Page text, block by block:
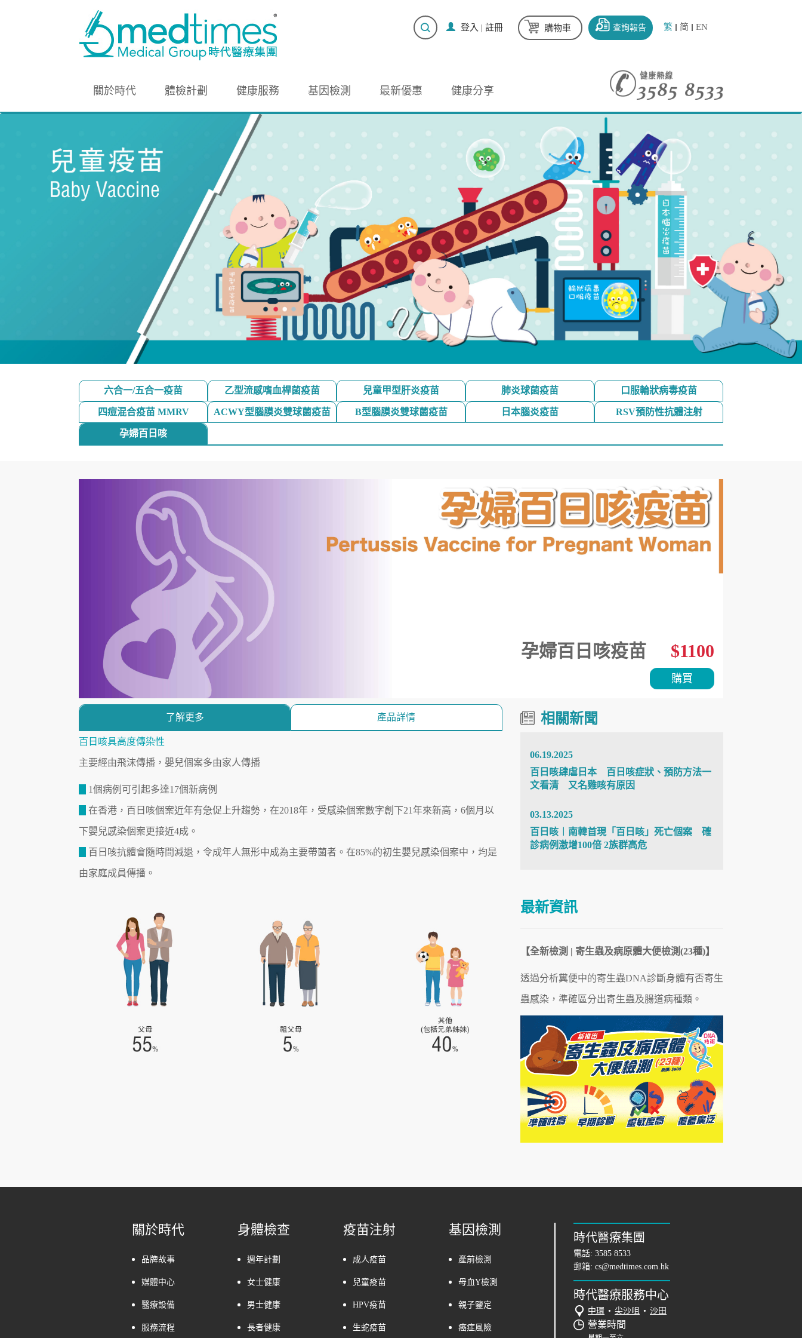
繁 简 EN
查詢報告
購物車
登入 | 註冊
關於時代 體檢計劃 健康服務 基因檢測 最新優惠 健康分享
六合一/五合一疫苗 乙型流感嗜血桿菌疫苗 兒童甲型肝炎疫苗 肺炎球菌疫苗 口服輪狀病毒疫苗
四痘混合疫苗 MMRV ACWY型腦膜炎雙球菌疫苗 B型腦膜炎雙球菌疫苗 日本腦炎疫苗 RSV預防性抗體注射
孕婦百日咳
孕婦百日咳疫苗 $1100
購買
了解更多 產品詳情
百日咳具高度傳染性
主要經由飛沫傳播，嬰兒個案多由家人傳播
1個病例可引起多達17個新病例
在香港，百日咳個案近年有急促上升趨勢，在2018年，受感染個案數字創下21年來新高，6個月以
下嬰兒感染個案更接近4成。
百日咳抗體會隨時間減退，令成年人無形中成為主要帶菌者。在85%的初生嬰兒感染個案中，均是
由家庭成員傳播。
相關新聞
06.19.2025
百日咳肆虐日本 百日咳症狀、預防方法一
文看清 又名雞咳有原因
03.13.2025
百日咳︱南韓首現「百日咳」死亡個案 確
診病例激增100倍 2族群高危
最新資訊
【全新檢測 | 寄生蟲及病原體大便檢測(23種)】
透過分析糞便中的寄生蟲DNA診斷身體有否寄生
蟲感染，準確區分出寄生蟲及腸道病種類 。
關於時代
品牌故事
媒體中心
醫療設備
服務流程
身體檢查
週年計劃
女士健康
男士健康
長者健康
疫苗注射
成人疫苗
兒童疫苗
HPV疫苗
生蛇疫苗
基因檢測
產前檢測
母血Y檢測
親子鑒定
癌症風險
時代醫療集團
電話: 3585 8533
郵箱: cs@medtimes.com.hk
時代醫療服務中心
中環 • 尖沙咀 • 沙田
營業時間